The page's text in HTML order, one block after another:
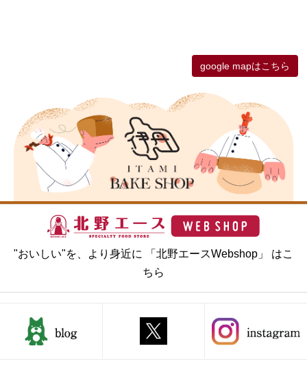
google mapはこちら
"おいしい"を、より身近に 「北野エースWebshop」 はこ
ちら